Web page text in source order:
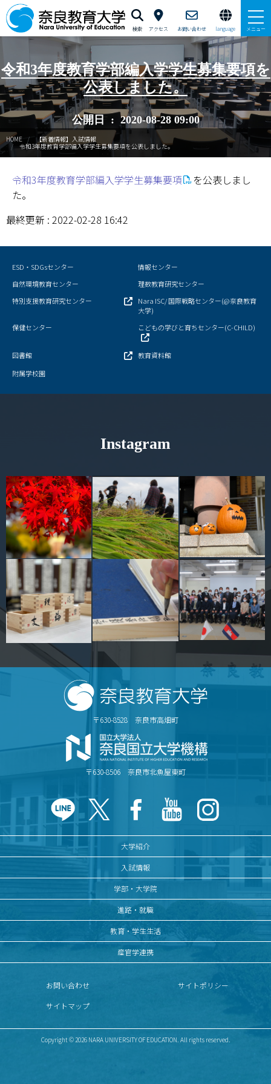
検索 アクセス お問い合わせ language メニュー
本学で学びたい方へ
在学生の方へ
卒業生・修了生の方、現職教員の方へ
自治体・企業の方へ
一般・地域の方へ
入試情報
学部・大学院
奈良国立大学機構
教育資料館
ESD・SDGsセンター
情報センター
自然環境教育センター
理数教育研究センター
特別支援教育研究センター
Nara ISC/ 国際戦略センター
こどもの学びと育ちセンター(C-CHILD)
保健センター
AED設置状況
キャンパスマップ
サイトポリシー
サイトマップ
交通アクセス
後援会
教員一覧
令和3年度教育学部編入学学生募集要項を
公表しました。
公開日 : 2020-08-28 09:00
HOME
【新着情報】入試情報
令和3年度教育学部編入学学生募集要項を公表しました。
令和3年度教育学部編入学学生募集要項
を公表しまし
た。
最終更新 : 2022-02-28 16:42
ESD・SDGsセンター
情報センター
自然環境教育センター
理数教育研究センター
特別支援教育研究センター
Nara ISC/ 国際戦略センター(@奈良教育
大学)
保健センター
こどもの学びと育ちセンター(C-CHILD)
図書館
教育資料館
附属学校園
Instagram
〒630-8528 奈良市高畑町
〒630-8506 奈良市北魚屋東町
大学紹介
入試情報
学部・大学院
進路・就職
教育・学生生活
産官学連携
お問い合わせ
サイトポリシー
サイトマップ
Copyright © 2026 NARA UNIVERSITY OF EDUCATION. All rights reserved.